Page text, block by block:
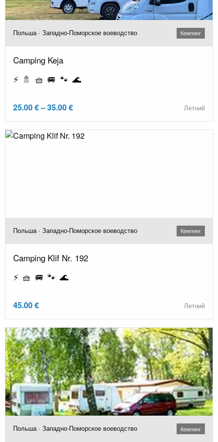
Польша · Западно-Поморское воеводство Кемпинг
Camping Keja
⚡ 🚿 🧺 🚐 🐾 🌊
25.00 € – 35.00 € Летний
Польша · Западно-Поморское воеводство Кемпинг
Camping Klif Nr. 192
⚡ 🧺 🚐 🐾 🌊
45.00 € Летний
Польша · Западно-Поморское воеводство Кемпинг